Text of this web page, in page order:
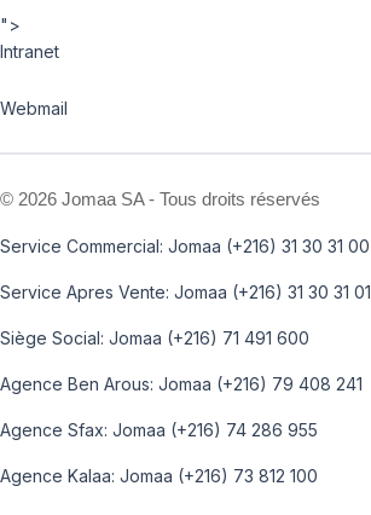
">
Intranet
Webmail
© 2026 Jomaa SA - Tous droits réservés
Service Commercial: Jomaa (+216) 31 30 31 00
Service Apres Vente: Jomaa (+216) 31 30 31 01
Siège Social: Jomaa (+216) 71 491 600
Agence Ben Arous: Jomaa (+216) 79 408 241
Agence Sfax: Jomaa (+216) 74 286 955
Agence Kalaa: Jomaa (+216) 73 812 100